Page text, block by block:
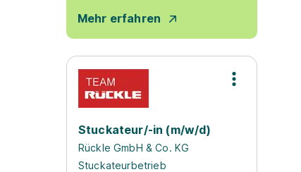
Mehr erfahren
Stuckateur/-in (m/w/d)
Rückle GmbH & Co. KG
Stuckateurbetrieb